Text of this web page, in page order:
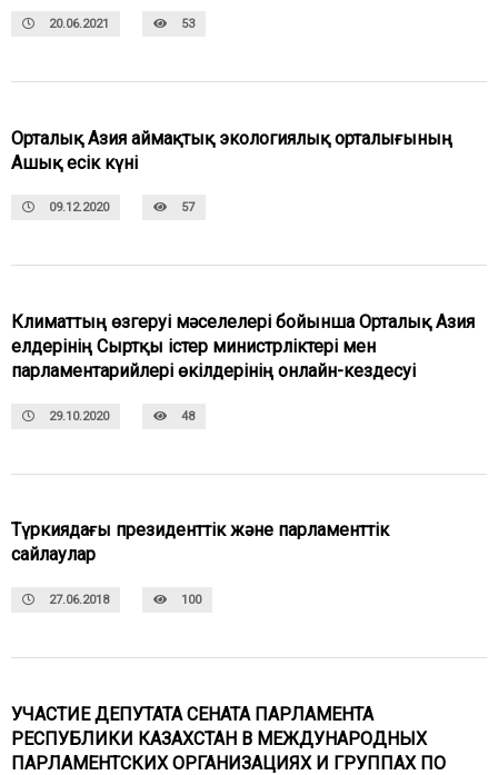
20.06.2021 53
Орталық Азия аймақтық экологиялық орталығының
Ашық есік күні
09.12.2020 57
Климаттың өзгеруі мәселелері бойынша Орталық Азия
елдерінің Сыртқы істер министрліктері мен
парламентарийлері өкілдерінің онлайн-кездесуі
29.10.2020 48
Түркиядағы президенттік және парламенттік
сайлаулар
27.06.2018 100
УЧАСТИЕ ДЕПУТАТА СЕНАТА ПАРЛАМЕНТА
РЕСПУБЛИКИ КАЗАХСТАН В МЕЖДУНАРОДНЫХ
ПАРЛАМЕНТСКИХ ОРГАНИЗАЦИЯХ И ГРУППАХ ПО